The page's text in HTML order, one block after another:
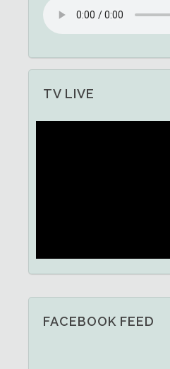
TV LIVE
FACEBOOK FEED